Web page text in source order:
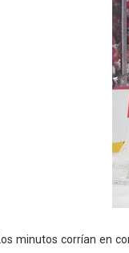
Los minutos corrían en